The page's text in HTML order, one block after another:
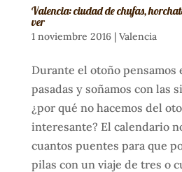
Valencia: ciudad de chufas,
ver
1 noviembre 2016| Valencia
Durante el otoño pensamos
pasadas y soñamos con las
¿por qué no hacemos del
interesante? El calendario
cuantos puentes para que
pilas con un viaje de tres o